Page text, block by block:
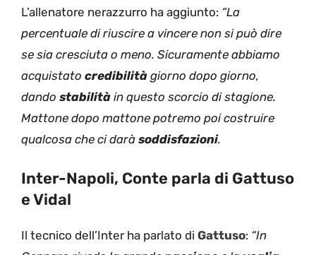
L’allenatore nerazzurro ha aggiunto: “La
percentuale di riuscire a vincere non si può dire
se sia cresciuta o meno. Sicuramente abbiamo
acquistato credibilità giorno dopo giorno,
dando stabilità in questo scorcio di stagione.
Mattone dopo mattone potremo poi costruire
qualcosa che ci darà soddisfazioni.
Inter-Napoli, Conte parla di Gattuso
e Vidal
Il tecnico dell’Inter ha parlato di Gattuso: “In